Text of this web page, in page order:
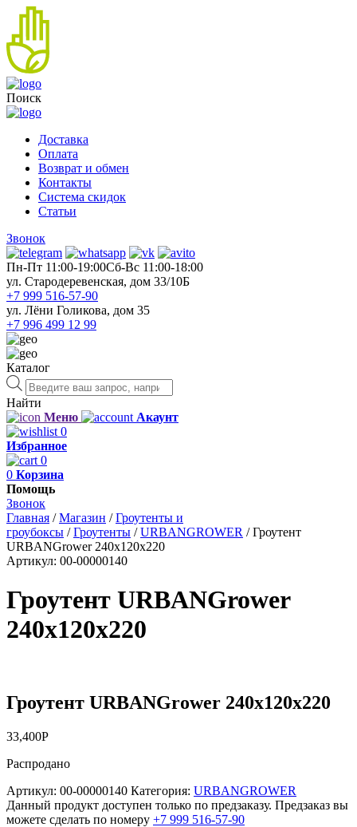
Поиск
Доставка
Оплата
Возврат и обмен
Контакты
Система скидок
Статьи
Звонок
Пн-Пт 11:00-19:00Cб-Вс 11:00-18:00
ул. Стародеревенская, дом 33/10Б
+7 999 516-57-90
ул. Лёни Голикова, дом 35
+7 996 499 12 99
Каталог
Поиск
товаров
Найти
Меню
Акаунт
0
Избранное
0
0 Корзина
Помощь
Звонок
Главная /Магазин /Гроутенты и
гроубоксы /Гроутенты /URBANGROWER /Гроутент
URBANGrower 240х120х220
Артикул: 00-00000140
Гроутент URBANGrower
240х120х220
Гроутент URBANGrower 240х120х220
33,400Р
Распродано
Артикул: 00-00000140 Категория: URBANGROWER
Данный продукт доступен только по предзаказу. Предзаказ вы
можете сделать по номеру +7 999 516-57-90